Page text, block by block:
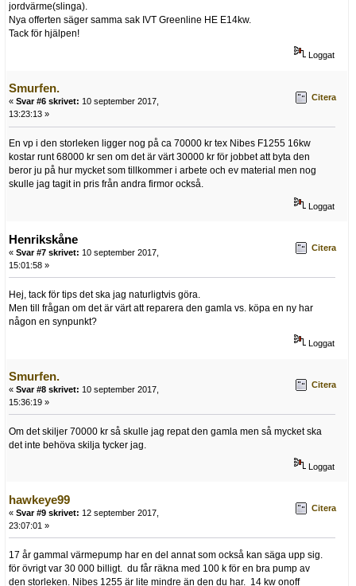
jordvärme(slinga).
Nya offerten säger samma sak IVT Greenline HE E14kw.
Tack för hjälpen!
Loggat
Smurfen.
« Svar #6 skrivet: 10 september 2017,
13:23:13 »
Citera
En vp i den storleken ligger nog på ca 70000 kr tex Nibes F1255 16kw
kostar runt 68000 kr sen om det är värt 30000 kr för jobbet att byta den
beror ju på hur mycket som tillkommer i arbete och ev material men nog
skulle jag tagit in pris från andra firmor också.
Loggat
Henrikskåne
« Svar #7 skrivet: 10 september 2017,
15:01:58 »
Citera
Hej, tack för tips det ska jag naturligtvis göra.
Men till frågan om det är värt att reparera den gamla vs. köpa en ny har
någon en synpunkt?
Loggat
Smurfen.
« Svar #8 skrivet: 10 september 2017,
15:36:19 »
Citera
Om det skiljer 70000 kr så skulle jag repat den gamla men så mycket ska
det inte behöva skilja tycker jag.
Loggat
hawkeye99
« Svar #9 skrivet: 12 september 2017,
23:07:01 »
Citera
17 år gammal värmepump har en del annat som också kan säga upp sig.
för övrigt var 30 000 billigt. du får räkna med 100 k för en bra pump av
den storleken. Nibes 1255 är lite mindre än den du har. 14 kw onoff